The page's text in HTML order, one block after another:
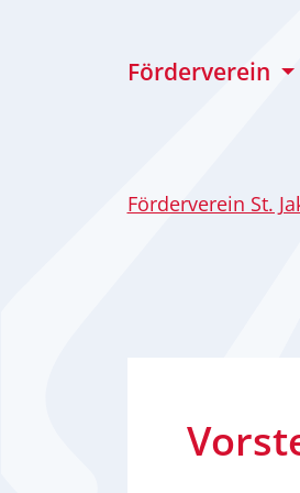
Förderverein
Förderverein St.